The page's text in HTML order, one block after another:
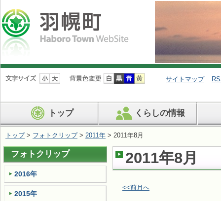
ナ
ビ
ン
を
ば
す
サイトマップ
トップ くらしの情報
トップ> フォトクリップ> 2011年 > 2011年8月
2011年8月
<<前月へ
フォトクリップ
2016年
2015年